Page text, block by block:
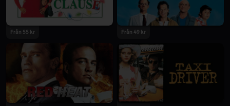
Från 55 kr Från 49 kr